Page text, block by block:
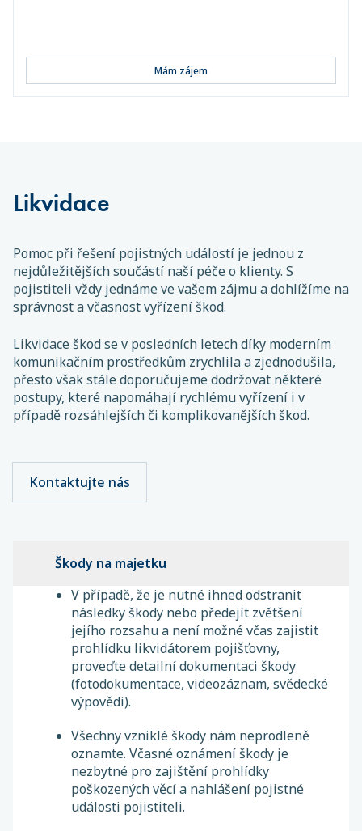
Mám zájem
Škody na majetku
V případě, že je nutné ihned odstranit
následky škody nebo předejít zvětšení
jejího rozsahu a není možné včas zajistit
prohlídku likvidátorem pojišťovny,
proveďte detailní dokumentaci škody
(fotodokumentace, videozáznam, svědecké
výpovědi).
Všechny vzniklé škody nám neprodleně
oznamte. Včasné oznámení škody je
nezbytné pro zajištění prohlídky
poškozených věcí a nahlášení pojistné
události pojistiteli.
Likvidace
Pomoc při řešení pojistných událostí je jednou z
nejdůležitějších součástí naší péče o klienty. S
pojistiteli vždy jednáme ve vašem zájmu a dohlížíme na
správnost a včasnost vyřízení škod.
Likvidace škod se v posledních letech díky moderním
komunikačním prostředkům zrychlila a zjednodušila,
přesto však stále doporučujeme dodržovat některé
postupy, které napomáhají rychlému vyřízení i v
případě rozsáhlejších či komplikovanějších škod.
Kontaktujte nás